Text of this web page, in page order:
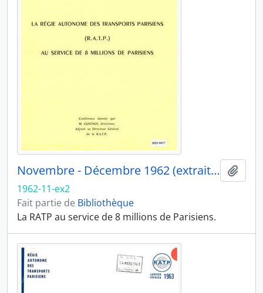
Novembre - Décembre 1962 (extrait 2)
1962-11-ex2
Fait partie de Bibliothèque
La RATP au service de 8 millions de Parisiens.